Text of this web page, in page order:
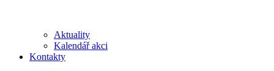
Aktuality
Kalendář akci
Kontakty